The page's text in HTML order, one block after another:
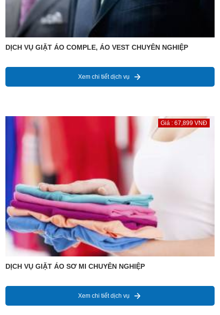
DỊCH VỤ GIẶT ÁO COMPLE, ÁO VEST CHUYÊN NGHIỆP
Xem chi tiết dịch vụ
Giá : 67,899 VNĐ
DỊCH VỤ GIẶT ÁO SƠ MI CHUYÊN NGHIỆP
Xem chi tiết dịch vụ